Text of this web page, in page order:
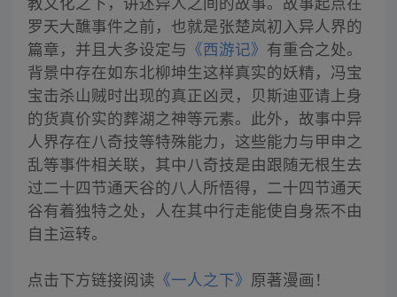
罗天大醮事件之前，也就是张楚岚初入异人界的
篇章，并且大多设定与 《西游记》 有重合之处。
背景中存在如东北柳坤生这样真实的妖精，冯宝
宝击杀山贼时出现的真正凶灵，贝斯迪亚请上身
的货真价实的葬湖之神等元素。此外，故事中异
人界存在八奇技等特殊能力，这些能力与甲申之
乱等事件相关联，其中八奇技是由跟随无根生去
过二十四节通天谷的八人所悟得，二十四节通天
谷有着独特之处，人在其中行走能使自身炁不由
自主运转。
点击下方链接阅读 《一人之下》 原著漫画！